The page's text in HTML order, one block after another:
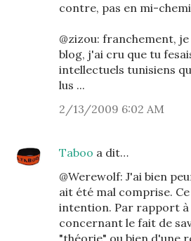
contre, pas en mi-
@zizou: franchement,
blog, j'ai cru que tu
intellectuels tunisiens
lus ...
2/13/2009 6:02 AM
Taboo a dit…
@Werewolf: J'ai bien
ait été mal comprise.
intention. Par rapport à
concernant le fait de
"théorie" ou bien d'une